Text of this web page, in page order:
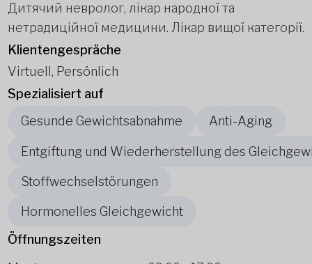
Дитячий невролог, лікар народної та
нетрадиційної медицини. Лікар вищої категорії.
Klientengespräche
Virtuell, Persönlich
Spezialisiert auf
Gesunde Gewichtsabnahme
Anti-Aging
Entgiftung und Wiederherstellung des
Stoffwechselstörungen
Hormonelles Gleichgewicht
Öffnungszeiten